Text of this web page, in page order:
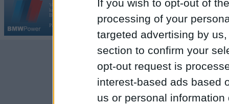
If you wish to opt-out of
processing of your
targeted advertising by
section to confirm your
opt-out request is
interest-based ads based
us or personal
Vortāls BMWPower.lv darbojas
kopš 2002. gada 14. maija. Tas nav auto klubs un nav saistīts ar
BMW AG.
Par BMWPower
Kontakti